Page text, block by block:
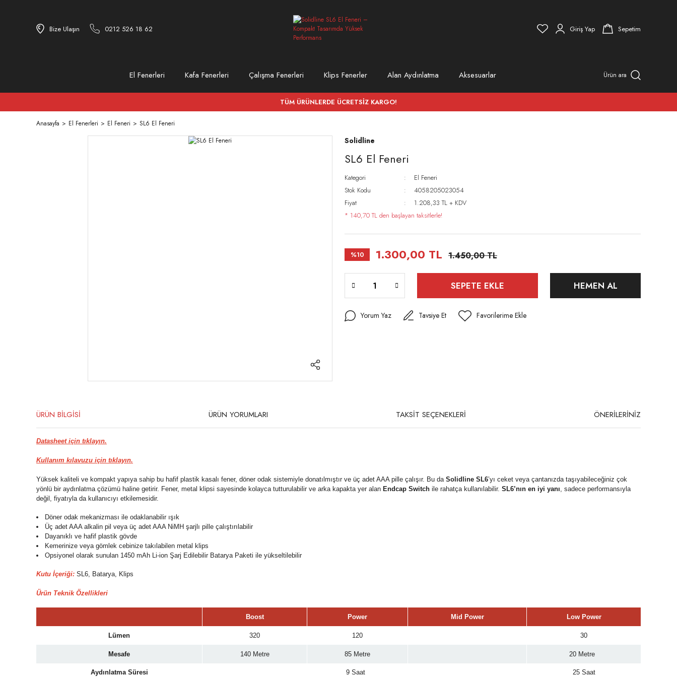
Bize Ulaşın 0212 526 18 62 Giriş Yap Sepetim
El Fenerleri Kafa Fenerleri Çalışma Fenerleri Klips Fenerler Alan Aydınlatma Aksesuarlar Ürün ara
TÜM ÜRÜNLERDE ÜCRETSİZ KARGO!
Anasayfa El Fenerleri El Feneri SL6 El Feneri
Solidline
SL6 El Feneri
Kategori
El Feneri
Stok Kodu
4058205023054
Fiyat
1.208,33 TL + KDV
* 140,70 TL den başlayan taksitlerle!
%10 1.300,00 TL 1.450,00 TL
SEPETE EKLE HEMEN AL
Yorum Yaz Tavsiye Et
ÜRÜN BİLGİSİ ÜRÜN YORUMLARI TAKSİT SEÇENEKLERİ ÖNERİLERİNİZ
Datasheet için tıklayın.
Kullanım kılavuzu için tıklayın.
Yüksek kaliteli ve kompakt yapıya sahip bu hafif plastik kasalı fener, döner odak sistemiyle donatılmıştır ve üç adet AAA pille çalışır. Bu da Solidline SL6’yı ceket veya çantanızda taşıyabileceğiniz çok
yönlü bir aydınlatma çözümü haline getirir. Fener, metal klipsi sayesinde kolayca tutturulabilir ve arka kapakta yer alan Endcap Switch ile rahatça kullanılabilir. SL6’nın en iyi yanı, sadece performansıyla
değil, fiyatıyla da kullanıcıyı etkilemesidir.
Döner odak mekanizması ile odaklanabilir ışık
Üç adet AAA alkalin pil veya üç adet AAA NiMH şarjlı pille çalıştırılabilir
Dayanıklı ve hafif plastik gövde
Kemerinize veya gömlek cebinize takılabilen metal klips
Opsiyonel olarak sunulan 1450 mAh Li-ion Şarj Edilebilir Batarya Paketi ile yükseltilebilir
Kutu İçeriği: SL6, Batarya, Klips
Ürün Teknik Özellikleri
Boost Power Mid Power Low Power
Lümen 320 120 30
Mesafe 140 Metre 85 Metre 20 Metre
Aydınlatma Süresi 9 Saat 25 Saat